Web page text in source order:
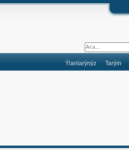
Tarým
Ýlanlarýnýz